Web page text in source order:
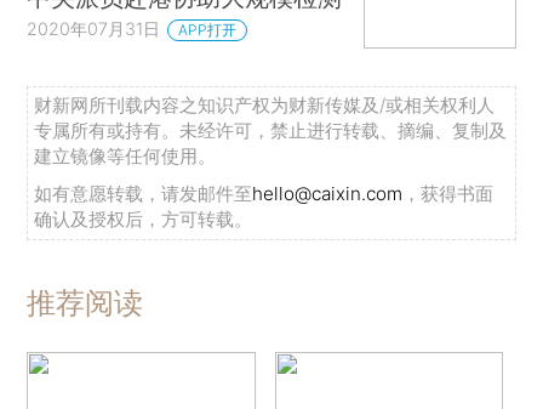
2020年07月31日 APP打开
财新网所刊载内容之知识产权为财新传媒及/或相关权利人
专属所有或持有。未经许可，禁止进行转载、摘编、复制及
建立镜像等任何使用。
如有意愿转载，请发邮件至hello@caixin.com ，获得书面
确认及授权后，方可转载。
推荐阅读